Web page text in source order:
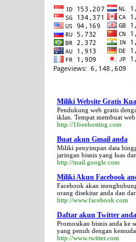
Miliki Website Gratis
Pendukung web gratis
iklan. Tempat membuat
http://1freehosting.com
Buat akun Gmail anda
Miliki penyimpan data
jaringan bisnis yang luas
http://mail.google.com
Miliki Akun Facebook
Facebook akan
orang disekitar anda dan
http://www.facebook.com
Daftar akun Twitter
Promosikan bisnis anda ke
yang penuh dengan
http://www.twitter.com